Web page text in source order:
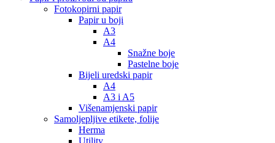
Fotokopirni papir
Papir u boji
A3
A4
Snažne boje
Pastelne boje
Bijeli uredski papir
A4
A3 i A5
Višenamjenski papir
Samoljepljive etikete, folije
Herma
Utility